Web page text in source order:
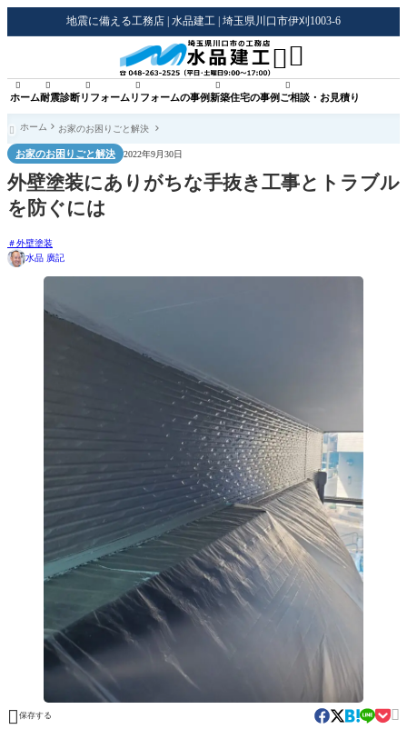
地震に備える工務店 | 水品建工 | 埼玉県川口市伊刈1003-6

ホーム

耐震診断

リフォーム

リフォームの事例

新築住宅の事例

ご相談・お見積り

 ホーム お家のお困りごと解決
お家のお困りごと解決 2022年9月30日
外壁塗装にありがちな手抜き工事とトラブル
を防ぐには
外壁塗装
水品 廣記
 保存する 